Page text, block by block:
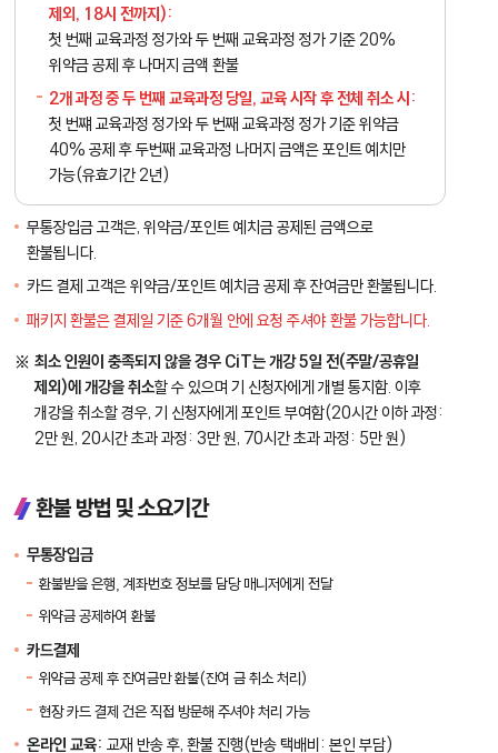
제외, 18시 전까지):
첫 번째 교육과정 정가와 두 번째 교육과정 정가 기준 20%
위약금 공제 후 나머지 금액 환불
2개 과정 중두 번째 교육과정 당일, 교육 시작 후 전체 취소 시:
첫 번쨰 교육과정 정가와 두 번째 교육과정 정가 기준 위약금
40% 공제 후 두번째 교육과정 나머지 금액은 포인트 예치만
가능(유효기간 2년)
무통장입금 고객은, 위약금/포인트 예치금 공제된 금액으로
환불됩니다.
카드 결제 고객은 위약금/포인트 예치금 공제 후 잔여금만 환불됩니다.
패키지 환불은 결제일 기준 6개월 안에 요청 주셔야 환불 가능합니다.
최소 인원이 충족되지 않을 경우 CiT는 개강 5일 전(주말/공휴일
제외)에 개강을 취소할 수 있으며 기 신청자에게 개별 통지함. 이후
개강을 취소할 경우, 기 신청자에게 포인트 부여함(20시간 이하 과정:
2만 원, 20시간 초과 과정: 3만 원, 70시간 초과 과정: 5만 원)
환불 방법 및 소요기간
무통장입금
환불받을 은행, 계좌번호 정보를 담당 매니저에게 전달
위약금 공제하여 환불
카드결제
위약금 공제 후 잔여금만 환불(잔여 금 취소 처리)
현장 카드 결제 건은 직접 방문해 주셔야 처리 가능
온라인 교육: 교재 반송 후, 환불 진행(반송 택배비: 본인 부담)